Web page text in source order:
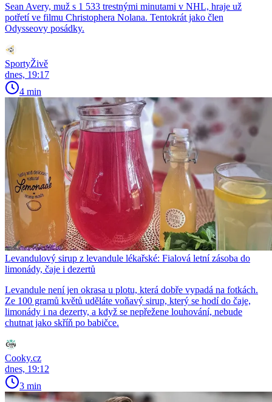
Sean Avery, muž s 1 533 trestnými minutami v NHL, hraje už
potřetí ve filmu Christophera Nolana. Tentokrát jako člen
Odysseovy posádky.
SportyŽivě
dnes, 19:17
4 min
Levandulový sirup z levandule lékařské: Fialová letní zásoba do
limonády, čaje i dezertů
Levandule není jen okrasa u plotu, která dobře vypadá na fotkách.
Ze 100 gramů květů uděláte voňavý sirup, který se hodí do čaje,
limonády i na dezerty, a když se nepřežene louhování, nebude
chutnat jako skříň po babičce.
Cooky.cz
dnes, 19:12
3 min